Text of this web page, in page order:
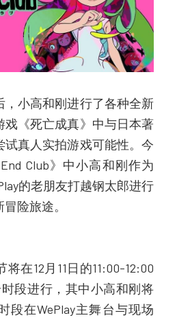
，小高和刚进行了各种全新
戏《死亡成真》中与日本著
真人实拍游戏可能性。今
Club》中小高和刚作为
的老朋友打越钢太郎进行
险旅途。
在12月11日的11:00-12:00
段进行，其中小高和刚将
段在WePlay主舞台与现场